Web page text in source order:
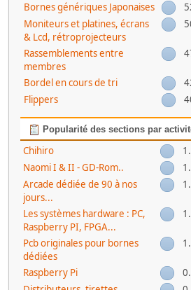
Bornes génériques Japonaises
Moniteurs et platines, écrans
& Lcd, rétroprojecteurs
Rassemblements entre
membres
Bordel en cours de tri
Flippers
Popularité des sections par
Chihiro
Naomi I & II - GD-Rom..
Arcade dédiée de 90 à nos
jours...
Les systèmes hardware : PC,
Raspberry PI, FPGA...
Pcb originales pour bornes
dédiées
Raspberry Pi